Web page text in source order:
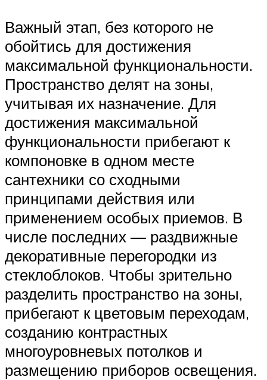
Важный этап, без которого не
обойтись для достижения
максимальной функциональности.
Пространство делят на зоны,
учитывая их назначение. Для
достижения максимальной
функциональности прибегают к
компоновке в одном месте
сантехники со сходными
принципами действия или
применением особых приемов. В
числе последних — раздвижные
декоративные перегородки из
стеклоблоков. Чтобы зрительно
разделить пространство на зоны,
прибегают к цветовым переходам,
созданию контрастных
многоуровневых потолков и
размещению приборов освещения.